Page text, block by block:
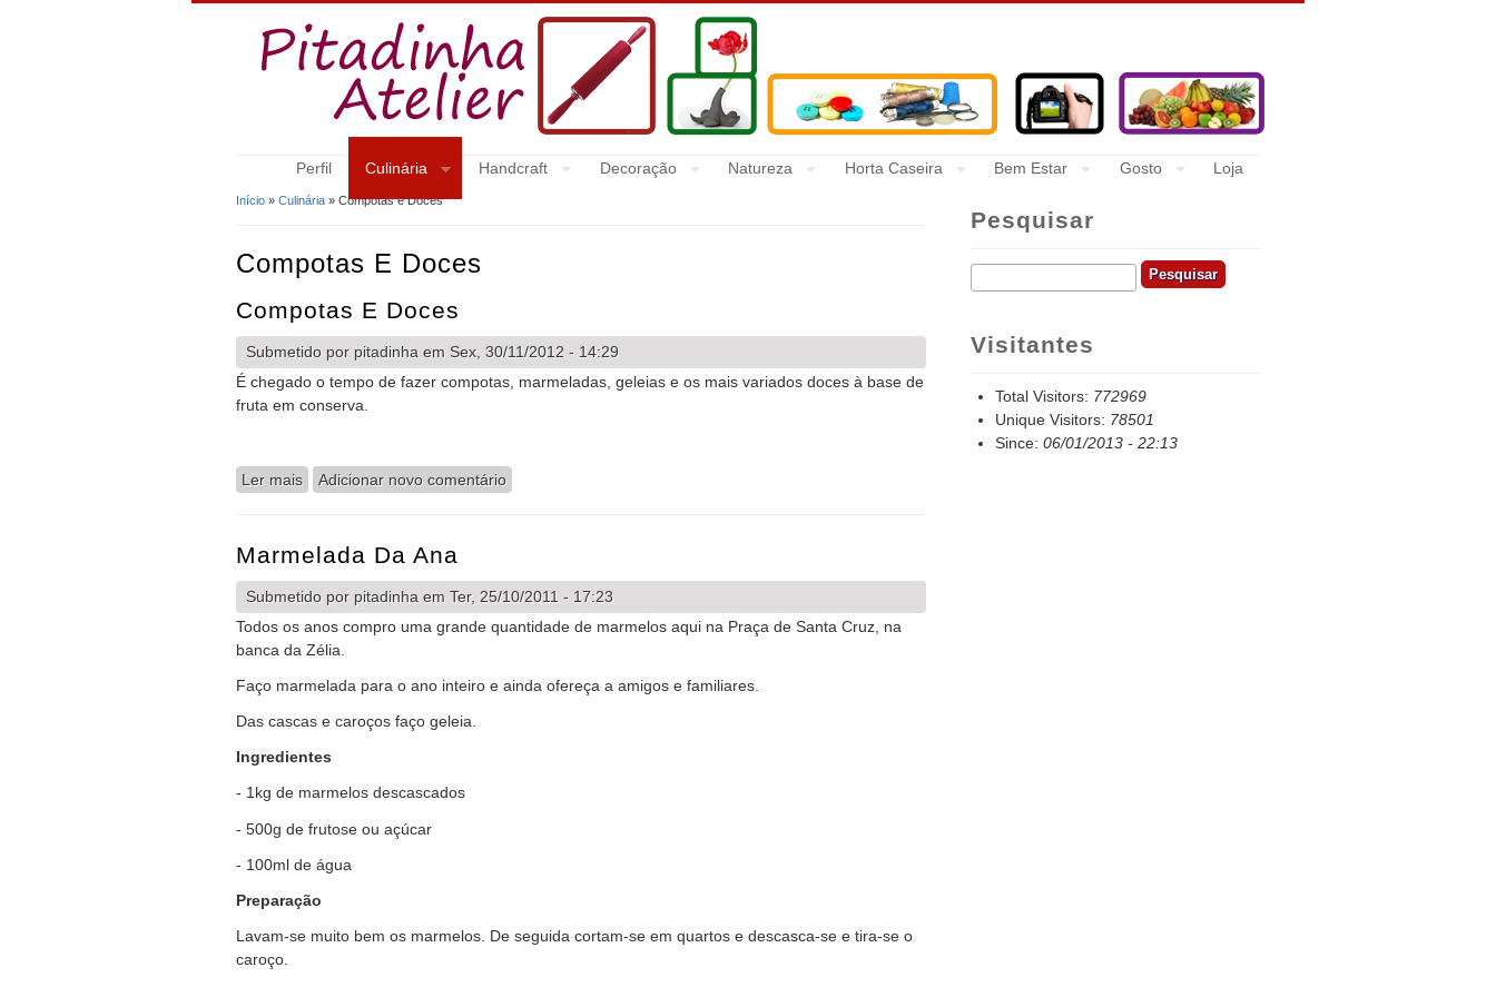
Perfil Culinária Handcraft Decoração Natureza Horta Caseira Bem Estar Gosto Loja
Início » Culinária » Compotas e Doces
Compotas E Doces
Compotas E Doces
Submetido por pitadinha em Sex, 30/11/2012 - 14:29
É chegado o tempo de fazer compotas, marmeladas, geleias e os mais variados doces à base de
fruta em conserva.
Ler mais acerca de Compotas e Doces
Adicionar novo comentário
Marmelada Da Ana
Submetido por pitadinha em Ter, 25/10/2011 - 17:23
Todos os anos compro uma grande quantidade de marmelos aqui na Praça de Santa Cruz, na
banca da Zélia.
Faço marmelada para o ano inteiro e ainda ofereça a amigos e familiares.
Das cascas e caroços faço geleia.
Ingredientes
- 1kg de marmelos descascados
- 500g de frutose ou açúcar
- 100ml de água
Preparação
Lavam-se muito bem os marmelos. De seguida cortam-se em quartos e descasca-se e tira-se o
caroço.
Pesquisar
Pesquisar
Visitantes
Total Visitors: 772969
Unique Visitors: 78501
Since: 06/01/2013 - 22:13